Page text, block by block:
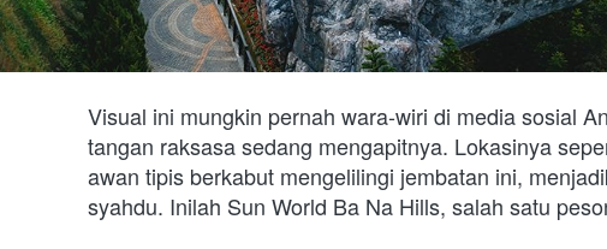
Visual ini mungkin pernah wara-wiri di media sosial
tangan raksasa sedang mengapitnya. Lokasinya
awan tipis berkabut mengelilingi jembatan ini,
syahdu. Inilah Sun World Ba Na Hills, salah satu